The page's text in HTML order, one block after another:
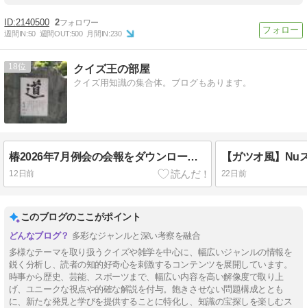
2140500 2
週間IN:50 週間OUT:500 月間IN:230
18 クイズ王の部屋
クイズ用知識の集合体。ブログもあります。
椿2026年7月例会の会報をダウンロード販売しています。
12日前 22日前
このブログのここがポイント
多彩なジャンルと深い考察を融合
多様なテーマを取り扱うクイズや雑学を中心に、幅広いジャンルの情報を
鋭く分析し、読者の知的好奇心を刺激するコンテンツを展開しています。
時事から歴史、芸能、スポーツまで、幅広い内容を高い解像度で取り上
げ、ユニークな視点や的確な解説を付与。飽きさせない問題構成ととも
に、新たな発見と学びを提供することに特化し、知識の宝探しを楽しむス